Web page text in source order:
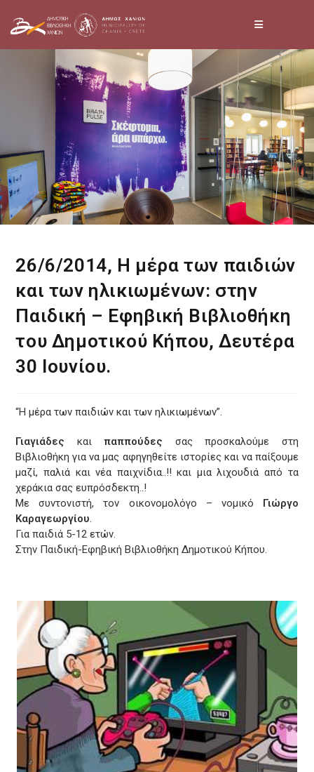
26/6/2014, Η μέρα των παιδιών
και των ηλικιωμένων: στην
Παιδική – Εφηβική Βιβλιοθήκη
του Δημοτικού Κήπου, Δευτέρα
30 Ιουνίου.
“Η μέρα των παιδιών και των ηλικιωμένων”.
Γιαγιάδες καιπαππούδες σας προσκαλούμε στη
Βιβλιοθήκη για να μας αφηγηθείτε ιστορίες και να παίξουμε
μαζί, παλιά και νέα παιχνίδια..!! και μια λιχουδιά από τα
χεράκια σας ευπρόσδεκτη..!
Με συντονιστή, τον οικονομολόγο – νομικό Γιώργο
Καραγεωργίου.
Για παιδιά 5-12 ετών.
Στην Παιδική-Εφηβική Βιβλιοθήκη Δημοτικού Κήπου.